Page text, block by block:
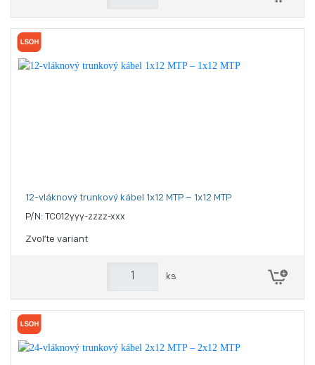
12-vláknový trunkový kábel 1x12 MTP – 1x12 MTP
P/N: TC012yyy-zzzz-xxx
Zvoľte variant
ks